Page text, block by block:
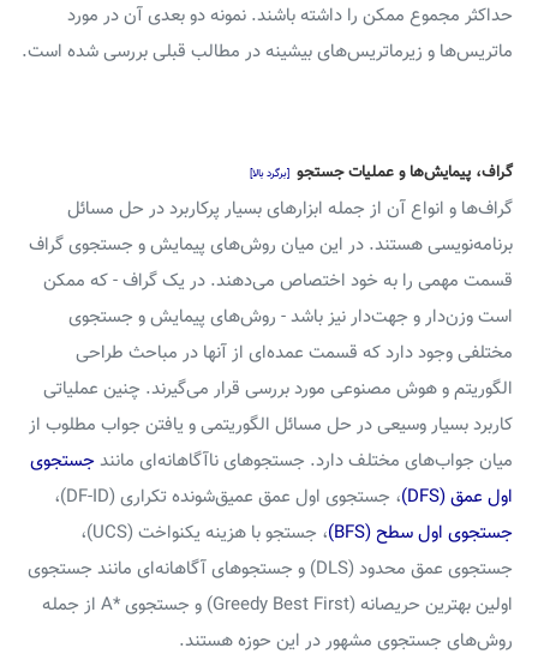
حداکثر مجموع ممکن را داشته باشند. نمونه دو بعدی آن در مورد
ماتریس‌ها و زیرماتریس‌های بیشینه در مطالب قبلی بررسی شده است.
گراف‌، پیمایش‌ها و عملیات جستجو‌ [برگرد بالا]
گراف‌ها و انواع آن از جمله ابزارهای بسیار پرکاربرد در حل مسائل
برنامه‌نویسی هستند. در این میان روش‌های پیمایش و جستجوی گراف
قسمت مهمی را به خود اختصاص می‌دهند. در یک گراف - که ممکن
است وزن‌دار و جهت‌دار نیز باشد - روش‌های پیمایش و جستجوی
مختلفی وجود دارد که قسمت عمده‌ای از آنها در مباحث طراحی
الگوریتم و هوش مصنوعی مورد بررسی قرار می‌گیرند. چنین عملیاتی
کاربرد بسیار وسیعی در حل مسائل الگوریتمی و یافتن جواب مطلوب از
میان جواب‌های مختلف دارد. جستجوهای ناآگاهانه‌ای مانندجستجوی
اول عمق (DFS)
، جستجوی اول عمق عمیق‌شونده تکراری (DF-ID)،
جستجوی اول سطح (BFS)
، جستجو با هزینه یکنواخت (UCS)،
جستجوی عمق محدود (DLS) و جستجوهای آگاهانه‌ای مانند جستجوی
اولین بهترین حریصانه (Greedy Best First) و جستجوی *A از جمله
روش‌های جستجوی مشهور در این حوزه هستند.